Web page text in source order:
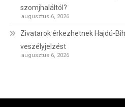
szomjhaláltól?
augusztus 6, 2026
Zivatarok érkezhetnek Hajdú-
veszélyjelzést
augusztus 6, 2026